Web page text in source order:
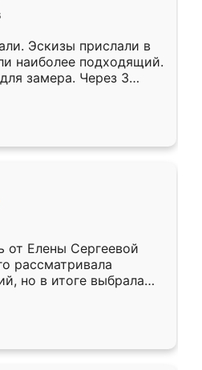
Эскизы прислали в
наиболее подходящий.
замера. Через 3
готова. Остались
Спасибо Ренессанс
работу!
от Елены Сергеевой
рассматривала
но в итоге выбрала
условия, потом
всё спокойно объяснил
в срок, с